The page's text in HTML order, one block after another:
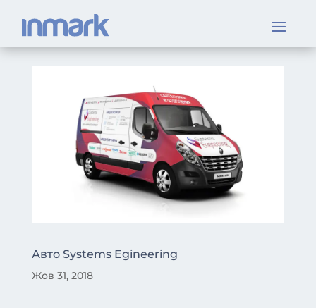
Авто Systems Egineering
Жов 31, 2018